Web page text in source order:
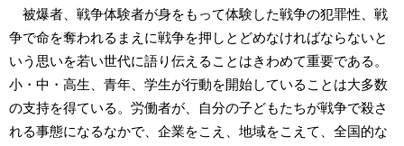
被爆者、戦争体験者が身をもって体験した戦争の犯罪性、戦
争で命を奪われるまえに戦争を押しとどめなければならないと
いう思いを若い世代に語り伝えることはきわめて重要である。
小・中・高生、青年、学生が行動を開始していることは大多数
の支持を得ている。労働者が、自分の子どもたちが戦争で殺さ
れる事態になるなかで、企業をこえ、地域をこえて、全国的な